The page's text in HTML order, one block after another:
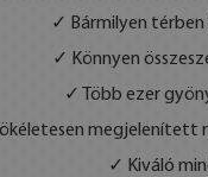
✓ Bármilyen
✓ Könnyen
✓ Több ezer
megjelenített
✓ Kiváló